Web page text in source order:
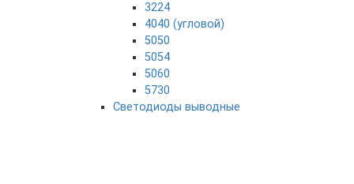
3224
4040 (угловой)
5050
5054
5060
5730
Светодиоды выводные